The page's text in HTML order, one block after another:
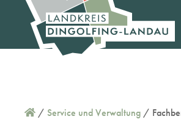
/ Service und Verwaltung /